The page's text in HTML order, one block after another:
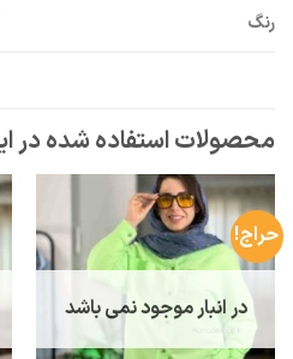
رنگ
حراج!
در انبار موجود نمی باشد